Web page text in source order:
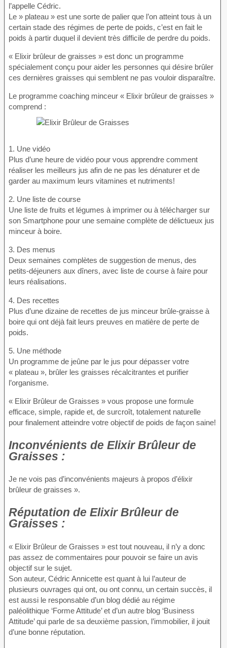
l’appelle Cédric.
Le » plateau » est une sorte de palier que l’on atteint tous à un
certain stade des régimes de perte de poids, c’est en fait le
poids à partir duquel il devient très difficile de perdre du poids.
« Elixir brûleur de graisses » est donc un programme
spécialement conçu pour aider les personnes qui désire brûler
ces dernières graisses qui semblent ne pas vouloir disparaître.
Le programme coaching minceur « Elixir brûleur de graisses »
comprend :
1. Une vidéo
Plus d’une heure de vidéo pour vous apprendre comment
réaliser les meilleurs jus afin de ne pas les dénaturer et de
garder au maximum leurs vitamines et nutriments!
2. Une liste de course
Une liste de fruits et légumes à imprimer ou à télécharger sur
son Smartphone pour une semaine complète de délictueux jus
minceur à boire.
3. Des menus
Deux semaines complètes de suggestion de menus, des
petits-déjeuners aux dîners, avec liste de course à faire pour
leurs réalisations.
4. Des recettes
Plus d’une dizaine de recettes de jus minceur brûle-graisse à
boire qui ont déjà fait leurs preuves en matière de perte de
poids.
5. Une méthode
Un programme de jeûne par le jus pour dépasser votre
« plateau », brûler les graisses récalcitrantes et purifier
l’organisme.
« Elixir Brûleur de Graisses » vous propose une formule
efficace, simple, rapide et, de surcroît, totalement naturelle
pour finalement atteindre votre objectif de poids de façon saine!
Inconvénients de Elixir Brûleur de
Graisses :
Je ne vois pas d’inconvénients majeurs à propos d’élixir
brûleur de graisses ».
Réputation de Elixir Brûleur de
Graisses :
« Elixir Brûleur de Graisses » est tout nouveau, il n’y a donc
pas assez de commentaires pour pouvoir se faire un avis
objectif sur le sujet.
Son auteur, Cédric Annicette est quant à lui l’auteur de
plusieurs ouvrages qui ont, ou ont connu, un certain succès, il
est aussi le responsable d’un blog dédié au régime
paléolithique ‘Forme Attitude’ et d’un autre blog ‘Business
Attitude’ qui parle de sa deuxième passion, l’immobilier, il jouit
d’une bonne réputation.